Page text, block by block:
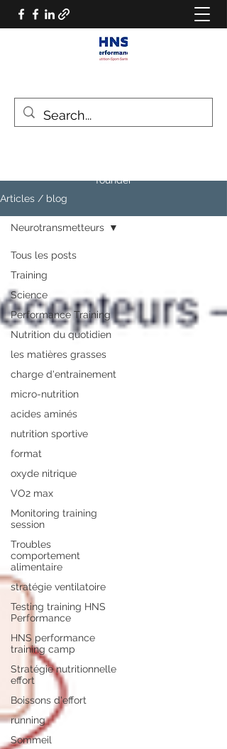
founder
Articles / blog
Tous les posts
Training
Science
Performance Training
Nutrition du quotidien
les matières grasses
charge d'entrainement
micro-nutrition
acides aminés
nutrition sportive
format
oxyde nitrique
VO2 max
Monitoring training
session
Troubles
comportement
alimentaire
stratégie ventilatoire
Testing training HNS
Performance
HNS performance
training camp
Stratégie nutritionnelle
effort
Boissons d'effort
running
Sommeil
Neurotransmetteurs